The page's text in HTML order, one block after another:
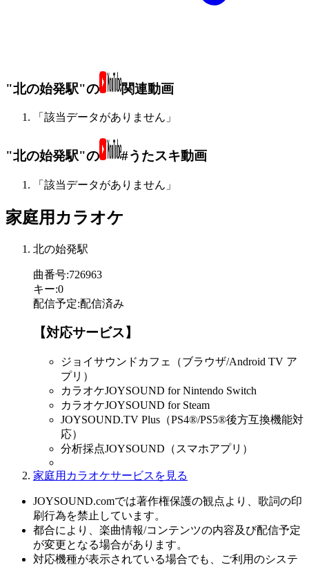
"北の始発駅"の 関連動画
「該当データがありません」
"北の始発駅"の #うたスキ動画
「該当データがありません」
家庭用カラオケ
北の始発駅
曲番号:726963
キー:0
配信予定:配信済み
【対応サービス】
ジョイサウンドカフェ（ブラウザ/Android TV ア
プリ）
カラオケJOYSOUND for Nintendo Switch
カラオケJOYSOUND for Steam
JOYSOUND.TV Plus（PS4®/PS5®後方互換機能対
応）
分析採点JOYSOUND（スマホアプリ）
家庭用カラオケサービスを見る
JOYSOUND.comでは著作権保護の観点より、歌詞の印
刷行為を禁止しています。
都合により、楽曲情報/コンテンツの内容及び配信予定
が変更となる場合があります。
対応機種が表示されている場合でも、ご利用のシステ